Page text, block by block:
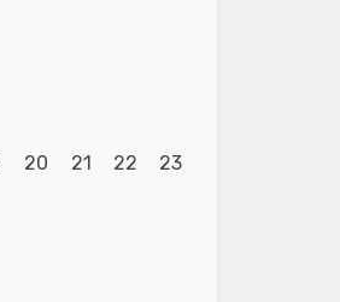
20 21 22 23